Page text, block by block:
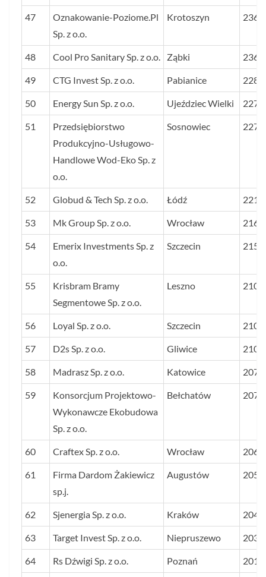
47
Oznakowanie-Poziome.Pl
Sp. z o.o.
Krotoszyn 2367
48 Cool Pro Sanitary Sp. z o.o. Ząbki 2367
49 CTG Invest Sp. z o.o. Pabianice 2286
50 Energy Sun Sp. z o.o. Ujeździec Wielki 2271
51
Przedsiębiorstwo
Produkcyjno-Usługowo-
Handlowe Wod-Eko Sp. z
o.o.
Sosnowiec 2271
52 Globud & Tech Sp. z o.o. Łódź 2210
53 Mk Group Sp. z o.o. Wrocław 2168
54
Emerix Investments Sp. z
o.o.
Szczecin 2152
55
Krisbram Bramy
Segmentowe Sp. z o.o.
Leszno 2105
56 Loyal Sp. z o.o. Szczecin 2103
57 D2s Sp. z o.o. Gliwice 2102
58 Madrasz Sp. z o.o. Katowice 2075
59
Konsorcjum Projektowo-
Wykonawcze Ekobudowa
Sp. z o.o.
Bełchatów 2074
60 Craftex Sp. z o.o. Wrocław 2066
61
Firma Dardom Żakiewicz
sp.j.
Augustów 2054
62 Sjenergia Sp. z o.o. Kraków 2049
63 Target Invest Sp. z o.o. Niepruszewo 2031
64 Rs Dźwigi Sp. z o.o. Poznań 2015